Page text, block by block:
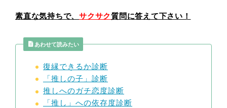
素直な気持ちで、 サクサク質問に答えて下さい！
あわせて読みたい
復縁できるか診断
「推しの子」診断
推しへのガチ恋度診断
「推し」への依存度診断